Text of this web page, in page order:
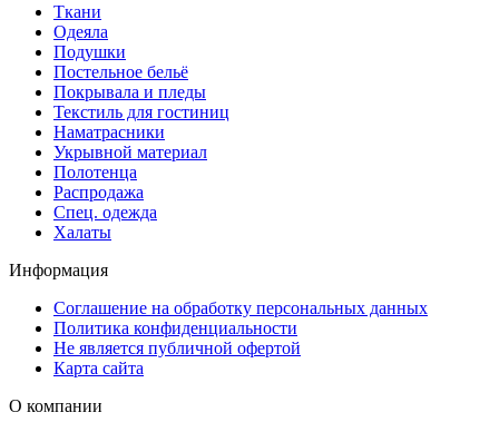
Ткани
Одеяла
Подушки
Постельное бельё
Покрывала и пледы
Текстиль для гостиниц
Наматрасники
Укрывной материал
Полотенца
Распродажа
Спец. одежда
Халаты
Информация
Соглашение на обработку персональных данных
Политика конфиденциальности
Не является публичной офертой
Карта сайта
О компании